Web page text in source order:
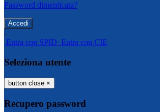
Password dimenticata?
-
Entra con SPID Entra con CIE
Seleziona utente
button close ×
Recupero password